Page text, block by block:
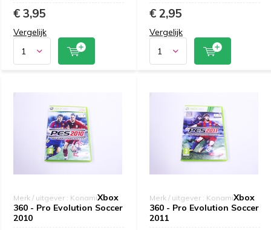
€ 3,95
Vergelijk
€ 2,95
Vergelijk
Merk / uitgever : KonamiXbox
360 - Pro Evolution Soccer
2010
Merk / uitgever : KonamiXbox
360 - Pro Evolution Soccer
2011